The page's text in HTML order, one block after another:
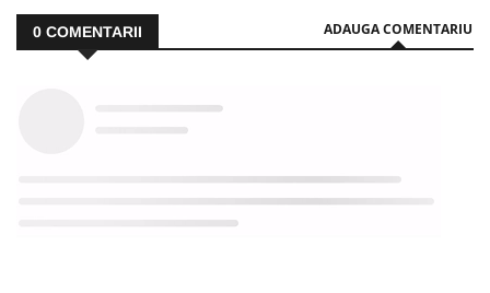
0 COMENTARII ADAUGA COMENTARIU